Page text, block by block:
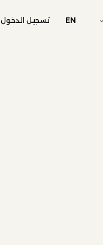
EN تسجيل الدخول